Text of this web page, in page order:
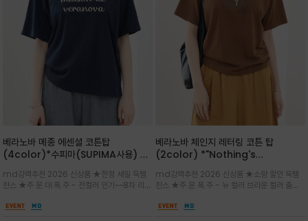
베라노바 메종 에센셜 코튼탑
(4color)*수피마(SUPIMA사용) 레
는 레터링 티셔츠
md강력추천 2026 신상품 ★한정 세일 득템
찬스 ★주.문.대.폭.주 - 전컬러 인기~~8차 리오
픽이나 컬러 조합을 통해 'Essential'한 무드를
베라노바 체인지 레터링 코튼 탑
(2color) *"Nothing's
도 일어나지않는것/감각적인 레터링 프
린팅이 돋보이는 베라노바 티셔츠
md강력추천 2026 신상품 ★소량 할인 득템
찬스 ★주.문.폭.주 - 뉴 컬러 브라운 컬러 출시~
무드를 만들고 기본 베이스의 컬러감이라 출근시